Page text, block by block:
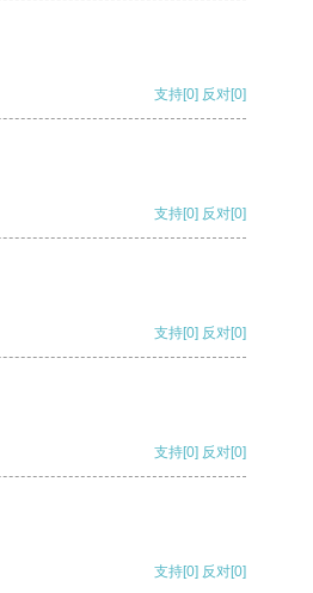
支持[0] 反对[0]
支持[0] 反对[0]
支持[0] 反对[0]
支持[0] 反对[0]
支持[0] 反对[0]